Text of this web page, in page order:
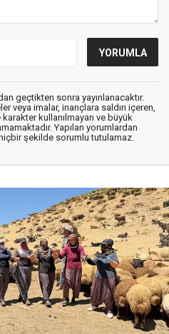
geçtikten sonra yayınlanacaktır.
veya imalar, inançlara saldırı içeren,
karakter kullanılmayan ve büyük
Yapılan yorumlardan
şekilde sorumlu tutulamaz.